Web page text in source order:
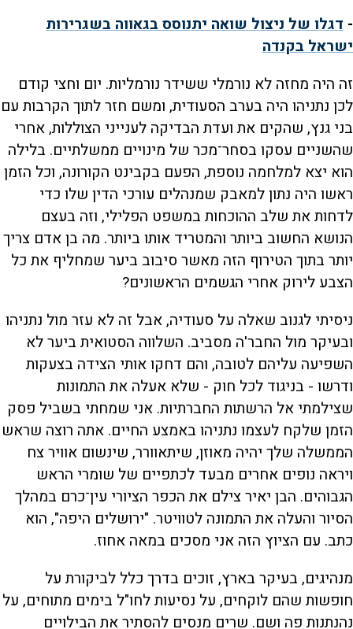
- דגלו של ניצול שואה יתנוסס בגאווה בשגרירות
ישראל בקנדה
זה היה מחזה לא נורמלי ששידר נורמליות. יום וחצי קודם
לכן נתניהו היה בערב הסעודית, ומשם חזר לתוך הקרבות עם
בני גנץ, שהקים את ועדת הבדיקה לענייני הצוללות, אחרי
שהשניים עסקו בסחר־מכר של מינויים ממשלתיים. בלילה
הוא יצא למלחמה נוספת, הפעם בקבינט הקורונה, וכל הזמן
ראשו היה נתון למאבק שמנהלים עורכי הדין שלו כדי
לדחות את שלב ההוכחות במשפט הפלילי, וזה בעצם
הנושא החשוב ביותר והמטריד אותו ביותר. מה בן אדם צריך
יותר בתוך הטירוף הזה מאשר סיבוב ביער שמחליף את כל
הצבע לירוק אחרי הגשמים הראשונים?
ניסיתי לגנוב שאלה על סעודיה, אבל זה לא עזר מול נתניהו
ובעיקר מול החבר'ה מסביב. השלווה הסטואית ביער לא
השפיעה עליהם לטובה, והם דחקו אותי הצידה בצעקות
ודרשו - בניגוד לכל חוק - שלא אעלה את התמונות
שצילמתי אל הרשתות החברתיות. אני שמחתי בשביל פסק
הזמן שלקח לעצמו נתניהו באמצע החיים. אתה רוצה שראש
הממשלה שלך יהיה מאוזן, שיתאוורר, שינשום אוויר צח
ויראה נופים אחרים מבעד לכתפיים של שומרי הראש
הגבוהים. הבן יאיר צילם את הכפר הציורי עין־כרם במהלך
הסיור והעלה את התמונה לטוויטר. "ירושלים היפה", הוא
כתב. עם הציוץ הזה אני מסכים במאה אחוז.
מנהיגים, בעיקר בארץ, זוכים בדרך כלל לביקורת על
חופשות שהם לוקחים, על נסיעות לחו"ל בימים מתוחים, על
נהנתנות פה ושם. שרים מנסים להסתיר את הבילויים